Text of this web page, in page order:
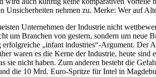
nehmen zu. Merke: Wer auf
Unternehmen der Industrie nicht
um Branchen von gestern, sondern um neue
„infant industries“-Argument. Der
waren es die Kerne der Industrie, heute
sie nicht haben. Zum anderen besteht die
die 10 Mrd. Euro-Spritze für Intel in